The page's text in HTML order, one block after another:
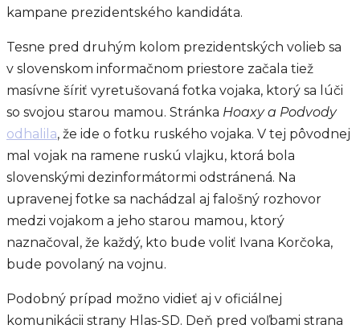
kampane prezidentského kandidáta.
Tesne pred druhým kolom prezidentských volieb sa
v slovenskom informačnom priestore začala tiež
masívne šíriť vyretušovaná fotka vojaka, ktorý sa lúči
so svojou starou mamou. Stránka Hoaxy a Podvody
odhalila, že ide o fotku ruského vojaka. V tej pôvodnej
mal vojak na ramene ruskú vlajku, ktorá bola
slovenskými dezinformátormi odstránená. Na
upravenej fotke sa nachádzal aj falošný rozhovor
medzi vojakom a jeho starou mamou, ktorý
naznačoval, že každý, kto bude voliť Ivana Korčoka,
bude povolaný na vojnu.
Podobný prípad možno vidieť aj v oficiálnej
komunikácii strany Hlas-SD. Deň pred voľbami strana